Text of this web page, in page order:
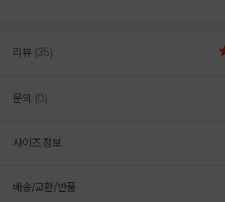
리뷰 (35)
문의 (0)
사이즈 정보
배송/교환/반품